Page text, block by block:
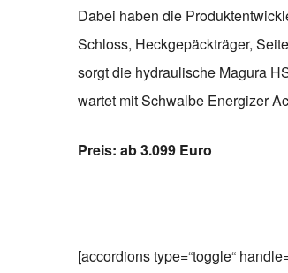
Dabei haben die
Schloss, Heckgepäckträger,
sorgt die hydraulische Magura
wartet mit Schwalbe Energizer
Preis: ab 3.099 Euro
[accordions type=“toggle“